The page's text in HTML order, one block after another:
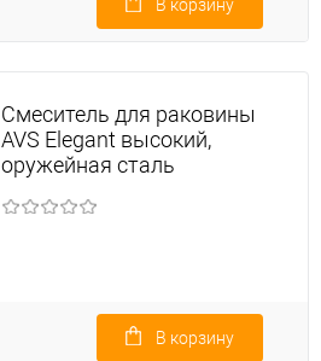
В корзину
Смеситель для раковины
AVS Elegant высокий,
оружейная сталь
В корзину